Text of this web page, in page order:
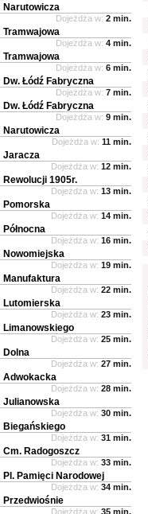
Narutowicza
Dojeżdża w: 2 min.
Tramwajowa
Dojeżdża w: 4 min.
Tramwajowa
Dojeżdża w: 6 min.
Dw. Łódź Fabryczna
Dojeżdża w: 7 min.
Dw. Łódź Fabryczna
Dojeżdża w: 9 min.
Narutowicza
Dojeżdża w: 11 min.
Jaracza
Dojeżdża w: 12 min.
Rewolucji 1905r.
Dojeżdża w: 13 min.
Pomorska
Dojeżdża w: 14 min.
Północna
Dojeżdża w: 16 min.
Nowomiejska
Dojeżdża w: 19 min.
Manufaktura
Dojeżdża w: 22 min.
Lutomierska
Dojeżdża w: 23 min.
Limanowskiego
Dojeżdża w: 25 min.
Dolna
Dojeżdża w: 27 min.
Adwokacka
Dojeżdża w: 28 min.
Julianowska
Dojeżdża w: 30 min.
Biegańskiego
Dojeżdża w: 31 min.
Cm. Radogoszcz
Dojeżdża w: 33 min.
Pl. Pamięci Narodowej
Dojeżdża w: 34 min.
Przedwiośnie
Dojeżdża w: 35 min.